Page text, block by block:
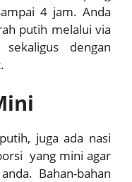
4 jam. Anda
putih melalui via
dengan
juga ada nasi
yang mini agar
Bahan-bahan